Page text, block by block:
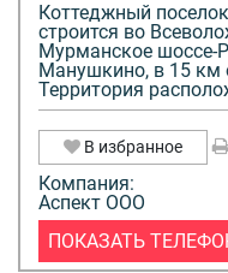
Коттеджный
строится во
Мурманское шоссе-
Манушкино, в 15 км
Территория
В избранное
Компания:
Аспект ООО
ПОКАЗАТЬ